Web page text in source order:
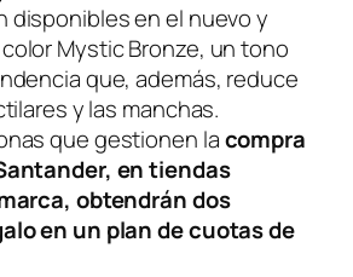
disponibles en el nuevo y
Mystic Bronze, un tono
que, además, reduce
y las manchas.
que gestionen lacompra
en tiendas
obtendrán dos
en un plan de cuotas de